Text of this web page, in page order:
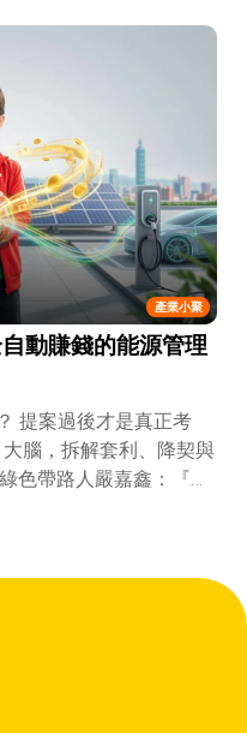
產業小聚
動賺錢的能源管理
提案過後才是真正考
腦，拆解套利、降契與
色帶路人嚴嘉鑫：『會